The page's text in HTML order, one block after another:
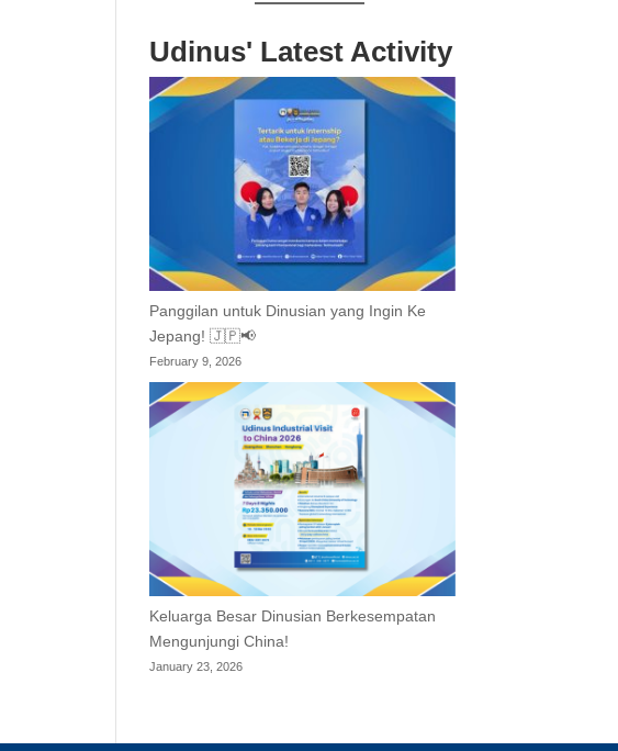
Udinus' Latest Activity
Panggilan untuk Dinusian yang Ingin Ke
Jepang! 🇯🇵📢
February 9, 2026
Keluarga Besar Dinusian Berkesempatan
Mengunjungi China!
January 23, 2026